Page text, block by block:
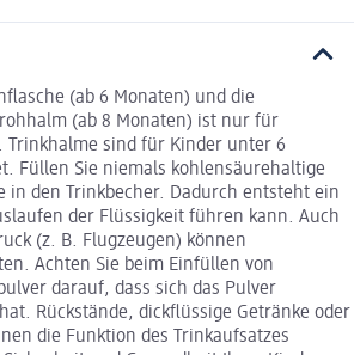
(ab 6 Monaten) und die
(ab 8 Monaten) ist nur für
Trinkhalme sind für Kinder unter 6
Füllen Sie niemals kohlensäurehaltige
in den Trinkbecher. Dadurch entsteht ein
der Flüssigkeit führen kann. Auch
(z. B. Flugzeugen) können
Achten Sie beim Einfüllen von
darauf, dass sich das Pulver
Rückstände, dickflüssige Getränke oder
die Funktion des Trinkaufsatzes